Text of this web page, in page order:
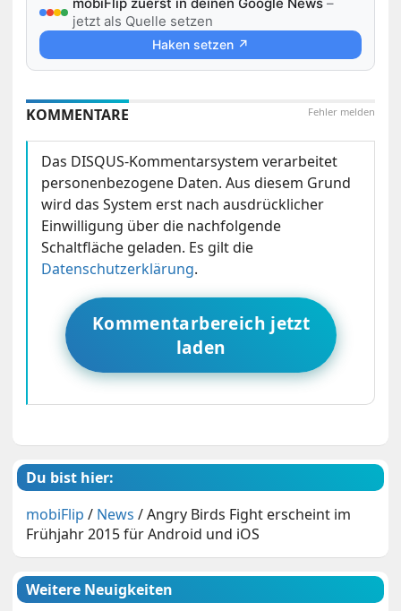
jetzt als Quelle setzen
Haken setzen ↗
Fehler melden
KOMMENTARE
Das DISQUS-Kommentarsystem verarbeitet
personenbezogene Daten. Aus diesem Grund
wird das System erst nach ausdrücklicher
Einwilligung über die nachfolgende
Schaltfläche geladen. Es gilt die
Datenschutzerklärung.
Kommentarbereich jetzt
laden
Du bist hier:
mobiFlip / News /Angry Birds Fight erscheint im
Frühjahr 2015 für Android und iOS
Weitere Neuigkeiten